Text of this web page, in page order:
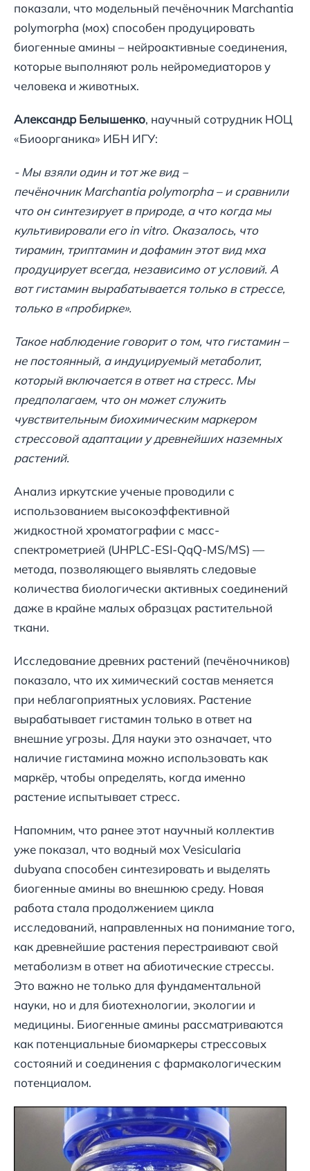
показали, что модельный печёночник Marchantia
polymorpha (мох) способен продуцировать
биогенные амины – нейроактивные соединения,
которые выполняют роль нейромедиаторов у
человека и животных.
Александр Белышенко, научный сотрудник НОЦ
«Биоорганика» ИБН ИГУ:
- Мы взяли один и тот же вид ‒
печёночник Marchantia polymorpha – и сравнили
что он синтезирует в природе, а что когда мы
культивировали его in vitro. Оказалось, что
тирамин, триптамин и дофамин этот вид мха
продуцирует всегда, независимо от условий. А
вот гистамин вырабатывается только в стрессе,
только в «пробирке».
Такое наблюдение говорит о том, что гистамин –
не постоянный, а индуцируемый метаболит,
который включается в ответ на стресс. Мы
предполагаем, что он может служить
чувствительным биохимическим маркером
стрессовой адаптации у древнейших наземных
растений.
Анализ иркутские ученые проводили с
использованием высокоэффективной
жидкостной хроматографии с масс-
спектрометрией (UHPLC-ESI-QqQ-MS/MS) —
метода, позволяющего выявлять следовые
количества биологически активных соединений
даже в крайне малых образцах растительной
ткани.
Исследование древних растений (печёночников)
показало, что их химический состав меняется
при неблагоприятных условиях. Растение
вырабатывает гистамин только в ответ на
внешние угрозы. Для науки это означает, что
наличие гистамина можно использовать как
маркёр, чтобы определять, когда именно
растение испытывает стресс.
Напомним, что ранее этот научный коллектив
уже показал, что водный мох Vesicularia
dubyana способен синтезировать и выделять
биогенные амины во внешнюю среду. Новая
работа стала продолжением цикла
исследований, направленных на понимание того,
как древнейшие растения перестраивают свой
метаболизм в ответ на абиотические стрессы.
Это важно не только для фундаментальной
науки, но и для биотехнологии, экологии и
медицины. Биогенные амины рассматриваются
как потенциальные биомаркеры стрессовых
состояний и соединения с фармакологическим
потенциалом.